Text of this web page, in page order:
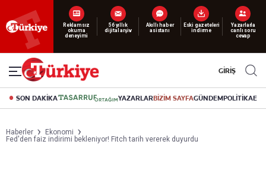
Yeni nesil dijital
abonelik 19 TL’den başlayan fiyatlarla.
GİRİŞ
SON DAKİKA YAZARLARBİZİM SAYFAGÜNDEMPOLİTİKA
Haberler
Ekonomi
Fed'den faiz indirimi bekleniyor! Fitch tarih vererek duyurdu